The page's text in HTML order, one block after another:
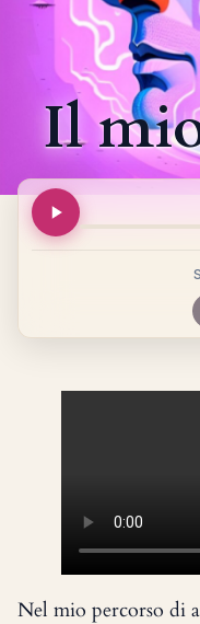
Il
Nel mio percorso di